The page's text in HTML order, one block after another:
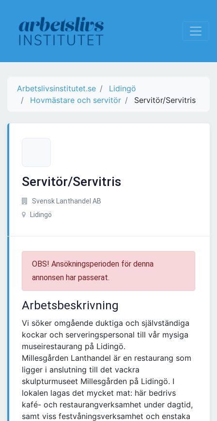
Arbetslivsinstitutet.se
Lidingö
Hovmästare och servitör
Servitör/Servitris
Servitör/Servitris
Svensk Lanthandel AB
Lidingö
OBS! Ansökningsperioden för denna
annonsen har passerat.
Arbetsbeskrivning
Vi söker omgående duktiga och självständiga
kockar och serveringspersonal till vår mysiga
museirestaurang på Lidingö.
Millesgården Lanthandel är en restaurang som
ligger i anslutning till det vackra
skulpturmuseet Millesgården på Lidingö. I
lokalen lagas det mycket mat: här bedrivs
kafé- och restaurangverksamhet under dagtid,
samt viss festvåningsverksamhet och enstaka